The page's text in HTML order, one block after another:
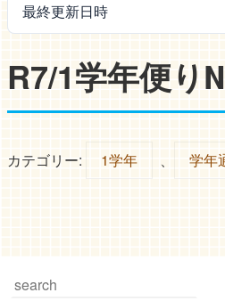
最終更新日時
R7/1学年便り
カテゴリー: 1学年 、 学年